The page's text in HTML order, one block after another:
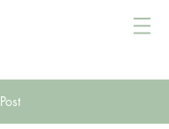
Post